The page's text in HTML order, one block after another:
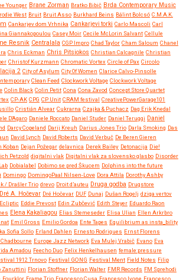
Younger Brane Zorman Bratko Bibič Brda Contemporary Music
West Bruit Bruit Asso Burkhard Beins Bálint Bolcsó C.M.A.K.
Cankarjev dom Vrhnika Cankarjevi torki Carlo Mascoli Carl
Giannakopoulou Casey Moir Cecile McLorin Salvant Cellule
Resnik Centralala CGP Impro Chad Taylor Cham Saloum Chanel
Chris Eckman Chris Pitsiokos Christian Calcagnile Christian
Christof Kurzmann Chromatic Vortex Circle of Pax Circolo
2 City of Asylum City Of Women Clarice Calvo-Pinsolle
Clean Feed Clockwork Voltage Clockwork Voltage
Colin Black Colin Petit Cona Cona Zavod Concept Store Quartet
CP-AK CPG CP Unit CRAM festival CreativePowerGarage101
Cristián Alvear Cukrarna Czajka & Puchacz Dag Erik Knedal
D'Agaro Daniele Roccato Daniel Studer Daniel Teruggi Daniel
Darcy Copeland Darij Kreuh Darius Jones Trio Darla Smoking Das
David Lynch David Roberts David Verbuč De Beren Gieren
Koban Dejan Požegar delavnica Derek Bailey Detonacija Die!
Petzold digitalni vlak Digitalni vlak za slovensko glasbo Disorder
Dobialabel Dobimo se pred Škucem Dolphins into the future
Domingo DomingoPaal Nilsen-Love Dora Attila Dorothy Ashby
/ Drašler Trio drevo Droit d’auteu Druga godba Drugstore
Dré A. Hočevar Dré Hočevar DUF Dunaj Dušan Rogelj dziga vertov
Ecliptic Eddie Prevost Edin Zubčević Edith Steyer Eduardo Raon
Elena Kakaliagou Elias Stemeseder Elisa Ulian Ellen Arkrbro
Emil Gross Emilio Gordoa Ente Tapes Equilibrium as insta_bility
Sofia Sollo Erland Dahlen Ernesto Rodrigues Ernst Florens
Europe Jazz Network Eva Mulej Vrabič Evano Eva
Amadou Feecho Duo Felix Henkelhausen female:pressure
1912 Trnovo Festival GONG Festival Ment Field Notes Filip
Zanuttini Florian Stoffner Florian Walter FMR Records FM Sprehodi
Fourklor Frame Trio Francesco Cusa Francesco Ivone Francesco